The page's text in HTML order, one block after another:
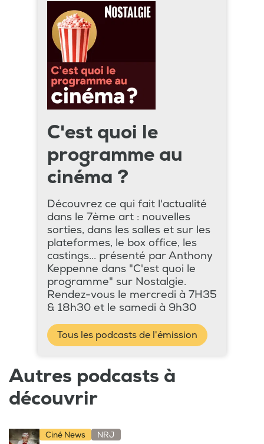
C'est quoi le
programme au
cinéma ?
Découvrez ce qui fait l'actualité
dans le 7ème art : nouvelles
sorties, dans les salles et sur les
plateformes, le box office, les
castings... présenté par Anthony
Keppenne dans "C'est quoi le
programme" sur Nostalgie.
Rendez-vous le mercredi à 7H35
& 18h30 et le samedi à 9h30
Tous les podcasts de l'émission
Autres podcasts à
découvrir
Ciné News NRJ